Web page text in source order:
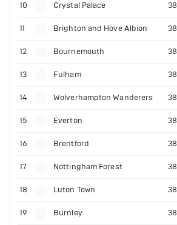
10 Crystal Palace 38
11 Brighton and Hove Albion 38
12 Bournemouth 38
13 Fulham 38
14 Wolverhampton Wanderers 38
15 Everton 38
16 Brentford 38
17 Nottingham Forest 38
18 Luton Town 38
19 Burnley 38